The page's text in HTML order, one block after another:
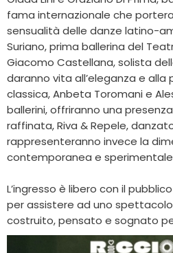
fama internazionale che
sensualità delle danze latino-
Suriano, prima ballerina del
Giacomo Castellana, solista
daranno vita all’eleganza e
classica, Anbeta Toromani e
ballerini, offriranno una
raffinata, Riva & Repele,
rappresenteranno invece la
contemporanea e
L’ingresso è libero con il
per assistere ad uno
costruito, pensato e sognato